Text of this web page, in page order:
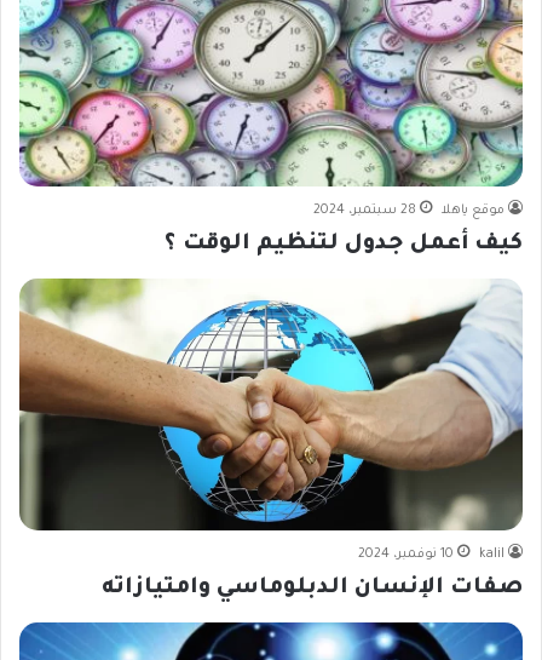
موقع ياهلا 28 سبتمبر، 2024
كيف أعمل جدول لتنظيم الوقت ؟
kalil 10 نوفمبر، 2024
صفات الإنسان الدبلوماسي وامتيازاته